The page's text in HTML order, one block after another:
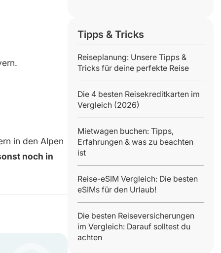
in den Alpen
noch in
Tipps & Tricks
Reiseplanung: Unsere Tipps &
Tricks für deine perfekte Reise
Die 4 besten Reisekreditkarten im
Vergleich (2026)
Mietwagen buchen: Tipps,
Erfahrungen & was zu beachten
ist
Reise-eSIM Vergleich: Die besten
eSIMs für den Urlaub!
Die besten Reiseversicherungen
im Vergleich: Darauf solltest du
achten